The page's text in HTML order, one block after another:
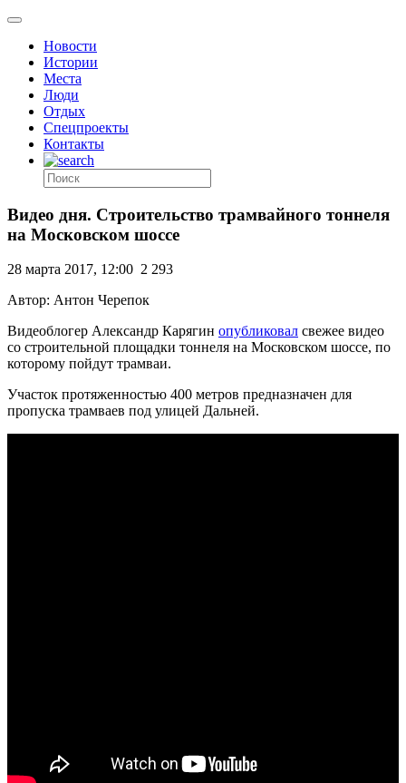
Новости
Истории
Места
Люди
Отдых
Спецпроекты
Контакты
Видео дня. Строительство трамвайного тоннеля
на Московском шоссе
28 марта 2017, 12:00 2 293
Автор: Антон Черепок
Видеоблогер Александр Карягин опубликовал свежее видео
со строительной площадки тоннеля на Московском шоссе, по
которому пойдут трамваи.
Участок протяженностью 400 метров предназначен для
пропуска трамваев под улицей Дальней.